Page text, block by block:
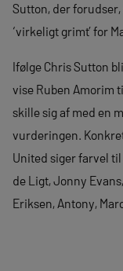
Sutton, der
‘virkeligt grimt’ for
Ifølge Chris Sutton
vise Ruben Amorim
skille sig af med en
vurderingen.
United siger farvel
de Ligt, Jonny
Eriksen, Antony,